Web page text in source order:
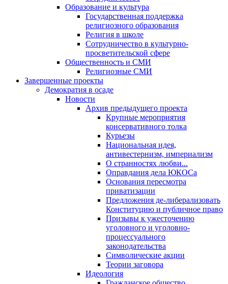
Образование и культура
Государственная поддержка
религиозного образования
Религия в школе
Сотрудничество в культурно-
просветительской сфере
Общественность и СМИ
Религиозные СМИ
Завершенные проекты
Демократия в осаде
Новости
Архив предыдущего проекта
Крупные мероприятия
консервативного толка
Курьезы
Национальная идея,
антивестернизм, империализм
О странностях любви...
Оправдания дела ЮКОСа
Основания пересмотра
приватизации
Предложения де-либерализовать
Конституцию и публичное право
Призывы к ужесточению
уголовного и уголовно-
процессуального
законодательства
Символические акции
Теории заговора
Идеология